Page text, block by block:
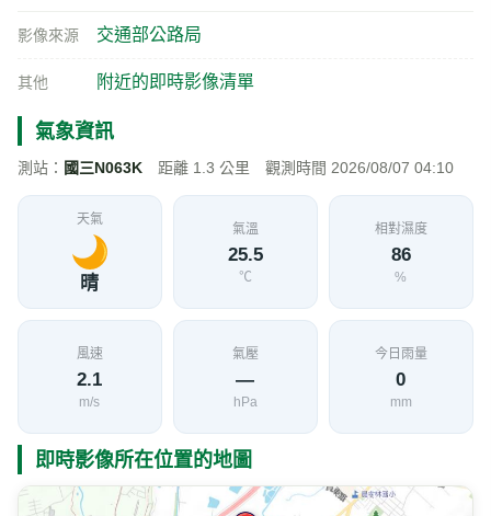
影像來源 交通部公路局
其他 附近的即時影像清單
氣象資訊
測站： 國三N063K 距離 1.3 公里 觀測時間 2026/08/07 04:10
天氣
晴
氣溫
25.5
℃
相對濕度
86
%
風速
2.1
m/s
氣壓
—
hPa
今日雨量
0
mm
即時影像所在位置的地圖